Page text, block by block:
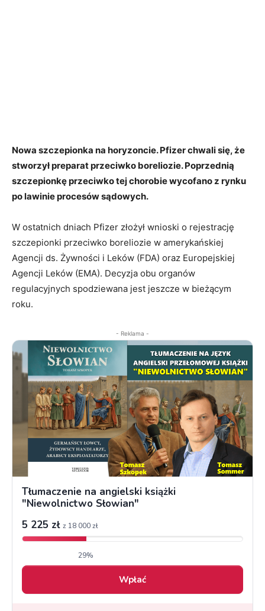
Nowa szczepionka na horyzoncie. Pfizer chwali się, że
stworzył preparat przeciwko boreliozie. Poprzednią
szczepionkę przeciwko tej chorobie wycofano z rynku
po lawinie procesów sądowych.
W ostatnich dniach Pfizer złożył wnioski o rejestrację
szczepionki przeciwko boreliozie w amerykańskiej
Agencji ds. Żywności i Leków (FDA) oraz Europejskiej
Agencji Leków (EMA). Decyzja obu organów
regulacyjnych spodziewana jest jeszcze w bieżącym
roku.
- Reklama -